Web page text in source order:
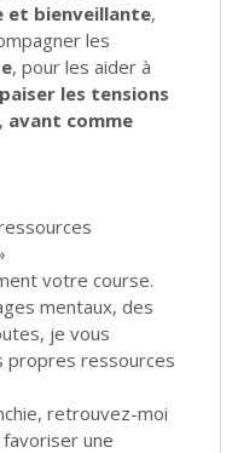
et bienveillante,
les
, pour les aider à
les tensions
avant comme
votre course.
mentaux, des
je vous
propres ressources
retrouvez-moi
une